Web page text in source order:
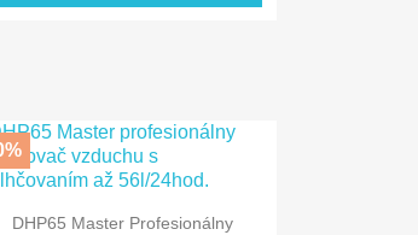
 Rýchly náhľad
DHP65 Master Profesionálny